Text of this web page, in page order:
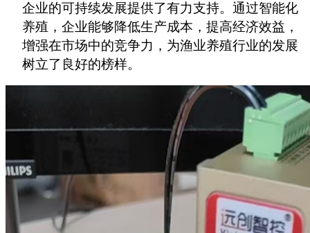
企业的可持续发展提供了有力支持。通过智能化
养殖，企业能够降低生产成本，提高经济效益，
增强在市场中的竞争力，为渔业养殖行业的发展
树立了良好的榜样。